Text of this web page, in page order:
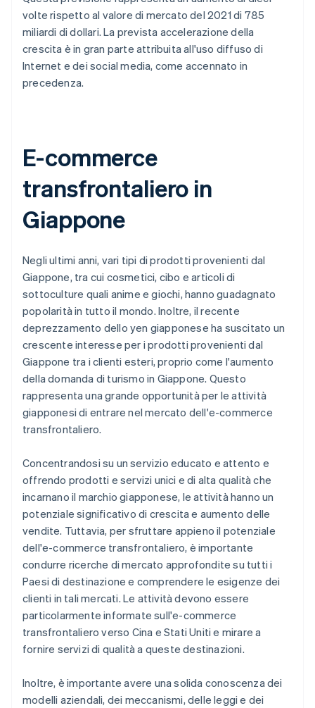
volte rispetto al valore di mercato del 2021 di 785
miliardi di dollari. La prevista accelerazione della
crescita è in gran parte attribuita all'uso diffuso di
Internet e dei social media, come accennato in
precedenza.
E-commerce
transfrontaliero in
Giappone
Negli ultimi anni, vari tipi di prodotti provenienti dal
Giappone, tra cui cosmetici, cibo e articoli di
sottoculture quali anime e giochi, hanno guadagnato
popolarità in tutto il mondo. Inoltre, il recente
deprezzamento dello yen giapponese ha suscitato un
crescente interesse per i prodotti provenienti dal
Giappone tra i clienti esteri, proprio come l'aumento
della domanda di turismo in Giappone. Questo
rappresenta una grande opportunità per le attività
giapponesi di entrare nel mercato dell'e-commerce
transfrontaliero.
Concentrandosi su un servizio educato e attento e
offrendo prodotti e servizi unici e di alta qualità che
incarnano il marchio giapponese, le attività hanno un
potenziale significativo di crescita e aumento delle
vendite. Tuttavia, per sfruttare appieno il potenziale
dell'e-commerce transfrontaliero, è importante
condurre ricerche di mercato approfondite su tutti i
Paesi di destinazione e comprendere le esigenze dei
clienti in tali mercati. Le attività devono essere
particolarmente informate sull'e-commerce
transfrontaliero verso Cina e Stati Uniti e mirare a
fornire servizi di qualità a queste destinazioni.
Inoltre, è importante avere una solida conoscenza dei
modelli aziendali, dei meccanismi, delle leggi e dei